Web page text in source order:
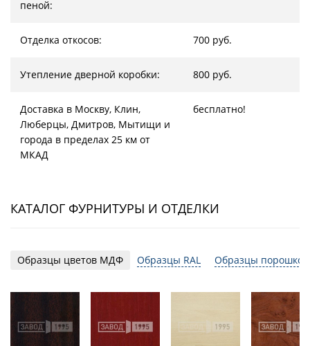
пеной:
Отделка откосов: 700 руб.
Утепление дверной коробки: 800 руб.
Доставка в Москву, Клин,
Люберцы, Дмитров, Мытищи и
города в пределах 25 км от
МКАД
бесплатно!
КАТАЛОГ ФУРНИТУРЫ И ОТДЕЛКИ
Образцы цветов МДФ Образцы RAL Образцы